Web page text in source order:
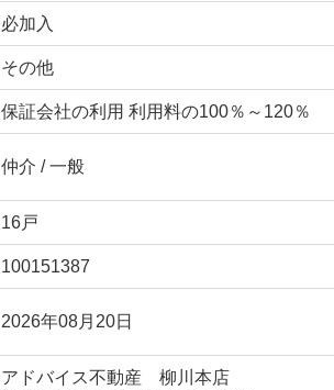
必加入
その他
保証会社の利用 利用料の100％～120％
仲介 / 一般
16戸
100151387
2026年08月20日
アドバイス不動産 柳川本店